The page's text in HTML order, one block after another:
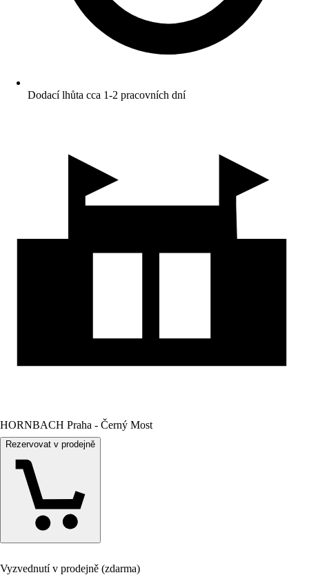
Dodací lhůta cca 1-2 pracovních dní
HORNBACH Praha - Černý Most
Rezervovat v prodejně
Vyzvednutí v prodejně (zdarma)